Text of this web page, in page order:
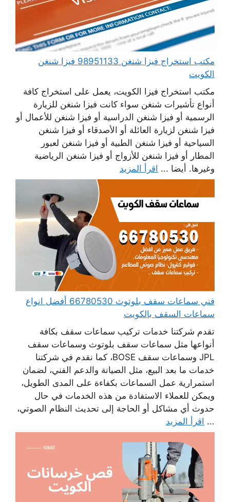
مكتب استخراج فيزا شنغن 98951133 فيزا شنغن
الكويت
مكتب استخراج فيزا الكويت، يعمل على استخراج كافة
أنواع تأشيرات شنغن سواء كانت فيزا شنغن للزيارة
الرسمية أو فيزا شنغن الدراسية أو فيزا شنغن للأعمال أو
فيزا شنغن لزيارة العائلة أو الأصدقاء أو فيزا شنغن
السياحية أو فيزا شنغن الطبية أو فيزا شنغن لعبور
المطار أو فيزا شنغن للأزواج أو فيزا شنغن الرياضية
وغيرها. أيضا ... اقرأ المزيد
فني سماعات سقف بلوتوث 66780530 أفضل انواع
سماعات السقف بالكويت
تقدم شركتنا خدمات تركيب سماعات سقف بكافة
أنواعها مثل سماعات سقف بلوتوث وسماعات سقف
JPL وسماعات سقف BOSE، كما نقدم في شركتنا
خدمات ما بعد البيع، مثل الصيانة والدعم الفني، لضمان
استمرارية عمل السماعات بكفاءة على المدى الطويل،
ويمكن للعملاء الاستفادة من هذه الخدمات في حال
حدوث أي مشاكل أو الحاجة إلى تحديث النظام الصوتي،
... اقرأ المزيد